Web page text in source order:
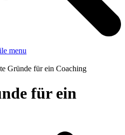
menu
Gründe für ein Coaching
für ein